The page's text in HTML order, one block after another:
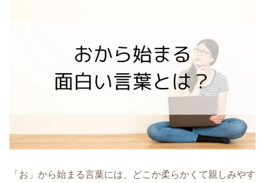
「お」から始まる言葉には、どこか柔らかくて親しみやす